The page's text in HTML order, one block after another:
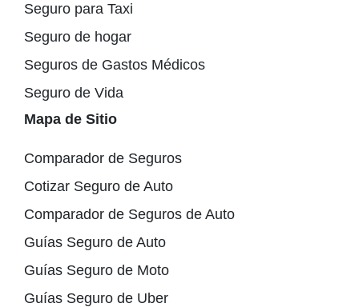
Seguro para Taxi
Seguro de hogar
Seguros de Gastos Médicos
Seguro de Vida
Mapa de Sitio
Comparador de Seguros
Cotizar Seguro de Auto
Comparador de Seguros de Auto
Guías Seguro de Auto
Guías Seguro de Moto
Guías Seguro de Uber